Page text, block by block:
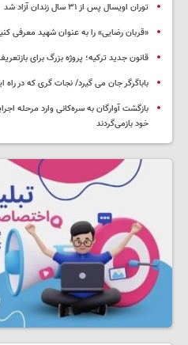
توران اویسال پس از ۳۱ سال زندان آزاد شد
«قربان رضایی» را به عنوان شهید معرفی
قانون جدید ترکیه؛ پروژه بزرگ‌ برای
باباگرگر جان می گیرد/ نجات گری که در راه
خود بازمی‌گردند